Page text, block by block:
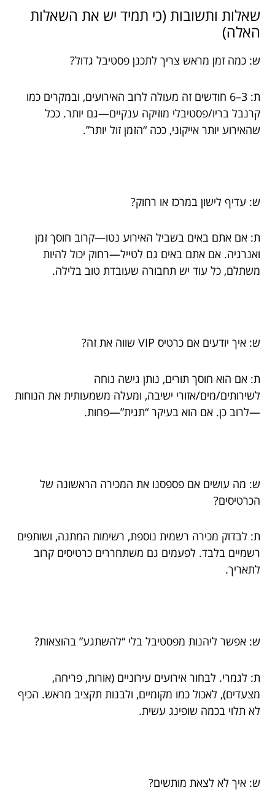
שאלות ותשובות (כי תמיד יש את השאלות
האלה)
ש: כמה זמן מראש צריך לתכנן פסטיבל גדול?
ת: 3–6 חודשים זה מעולה לרוב האירועים, ובמקרים כמו
קרנבל בריו/פסטיבלי מוזיקה ענקיים—גם יותר. ככל
שהאירוע יותר אייקוני, ככה “הזמן זול יותר”.
ש: עדיף לישון במרכז או רחוק?
ת: אם אתם באים בשביל האירוע נטו—קרוב חוסך זמן
ואנרגיה. אם אתם באים גם לטייל—רחוק יכול להיות
משתלם, כל עוד יש תחבורה שעובדת טוב בלילה.
ש: איך יודעים אם כרטיס VIP שווה את זה?
ת: אם הוא חוסך תורים, נותן גישה נוחה
לשירותים/מים/אזורי ישיבה, ומעלה משמעותית את הנוחות
—לרוב כן. אם הוא בעיקר “תגית”—פחות.
ש: מה עושים אם פספסנו את המכירה הראשונה של
הכרטיסים?
ת: לבדוק מכירה רשמית נוספת, רשימות המתנה, ושותפים
רשמיים בלבד. לפעמים גם משתחררים כרטיסים קרוב
לתאריך.
ש: אפשר ליהנות מפסטיבל בלי “להשתגע” בהוצאות?
ת: לגמרי. לבחור אירועים עירוניים (אורות, פריחה,
מצעדים), לאכול כמו מקומיים, ולבנות תקציב מראש. הכיף
לא תלוי בכמה שופינג עשית.
ש: איך לא לצאת מותשים?